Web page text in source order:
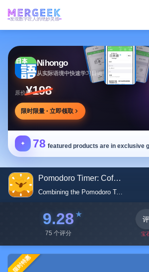
发现数字匠人的绝妙灵感
Nihongo
从实际语境中快速学习日语
原价¥198
限时限量 · 立即领取
✦ 78 featured products are in exclusive
Pomodoro Timer: CoffeePomodoro
Combining the Pomodoro Techniq...
9.28
75 个评分 宝
限时特惠